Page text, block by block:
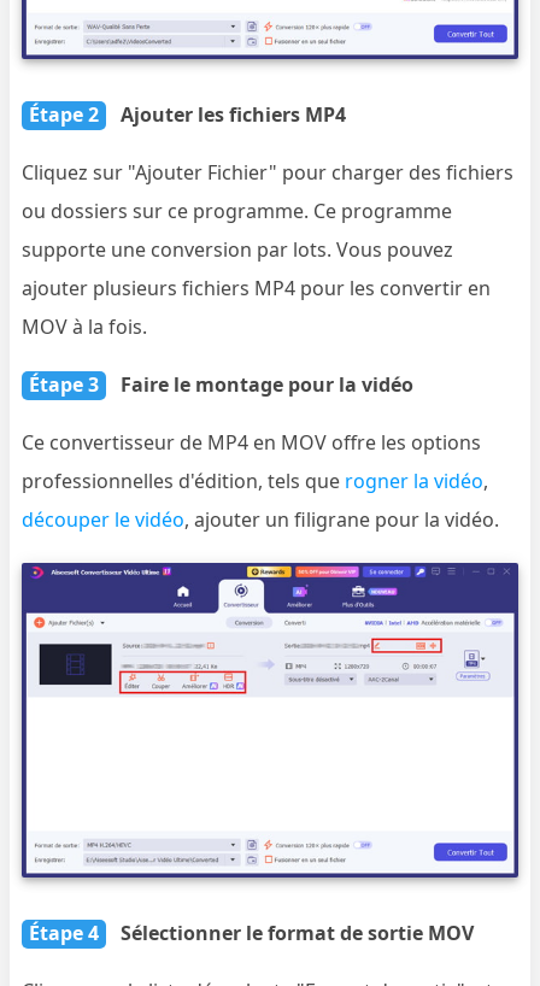
Étape 2 Ajouter les fichiers MP4
Cliquez sur "Ajouter Fichier" pour charger des fichiers
ou dossiers sur ce programme. Ce programme
supporte une conversion par lots. Vous pouvez
ajouter plusieurs fichiers MP4 pour les convertir en
MOV à la fois.
Étape 3 Faire le montage pour la vidéo
Ce convertisseur de MP4 en MOV offre les options
professionnelles d'édition, tels que rogner la vidéo,
découper le vidéo, ajouter un filigrane pour la vidéo.
Étape 4 Sélectionner le format de sortie MOV